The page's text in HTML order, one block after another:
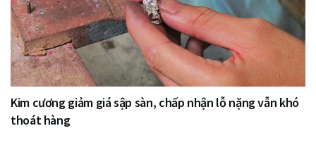
Kim cương giảm giá sập sàn, chấp nhận lỗ nặng vẫn khó
thoát hàng